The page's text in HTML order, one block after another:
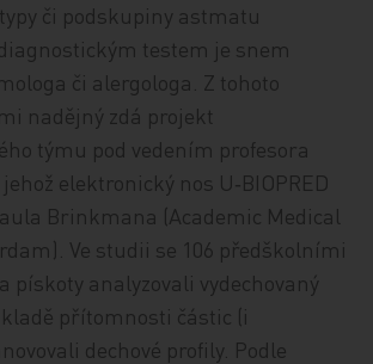
či podskupiny astmatu
testem je snem
či alergologa. Z tohoto
nadějný zdá projekt
týmu pod vedením profesora
elektronický nos U‑BIOPRED
Brinkmana (Academic Medical
Ve studii se 106 předškolními
pískoty analyzovali vydechovaný
přítomnosti částic (i
dechové profily. Podle